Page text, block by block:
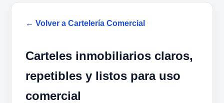
← Volver a Cartelería Comercial
Carteles inmobiliarios claros,
repetibles y listos para uso
comercial